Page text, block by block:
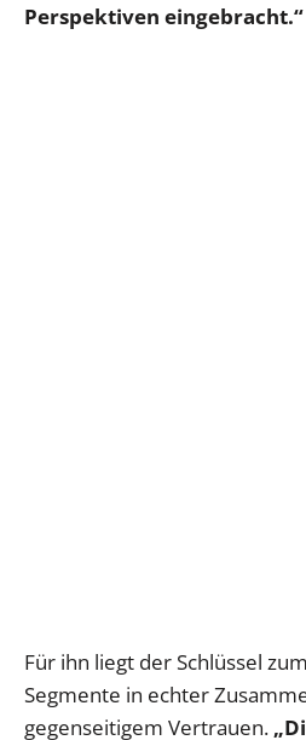
Perspektiven eingebracht.“
Für ihn liegt der Schlüssel
Segmente in echter
gegenseitigem Vertrauen.